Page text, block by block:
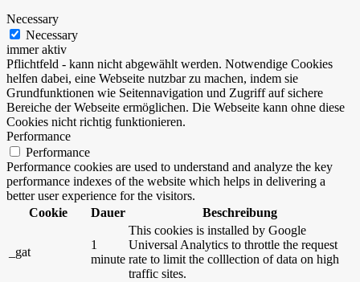
Necessary
Necessary
immer aktiv
Pflichtfeld - kann nicht abgewählt werden. Notwendige Cookies
helfen dabei, eine Webseite nutzbar zu machen, indem sie
Grundfunktionen wie Seitennavigation und Zugriff auf sichere
Bereiche der Webseite ermöglichen. Die Webseite kann ohne diese
Cookies nicht richtig funktionieren.
Performance
Performance
Performance cookies are used to understand and analyze the key
performance indexes of the website which helps in delivering a
better user experience for the visitors.
Cookie
Dauer Beschreibung
_gat
1
minute
This cookies is installed by Google
Universal Analytics to throttle the request
rate to limit the colllection of data on high
traffic sites.